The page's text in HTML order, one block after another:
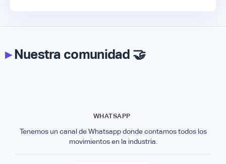
▸Nuestra comunidad 🤝
WHATSAPP
Tenemos un canal de Whatsapp donde contamos todos los
movimientos en la industria.